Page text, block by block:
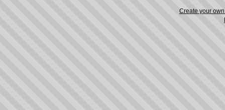
Create your